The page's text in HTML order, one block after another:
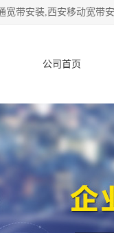
公司首页
产品知识